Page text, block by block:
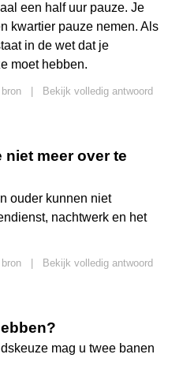
een half uur pauze. Je
kwartier pauze nemen. Als
in de wet dat je
moet hebben.
Bekijk volledig antwoord
niet meer over te
ouder kunnen niet
nachtwerk en het
Bekijk volledig antwoord
mag u twee banen